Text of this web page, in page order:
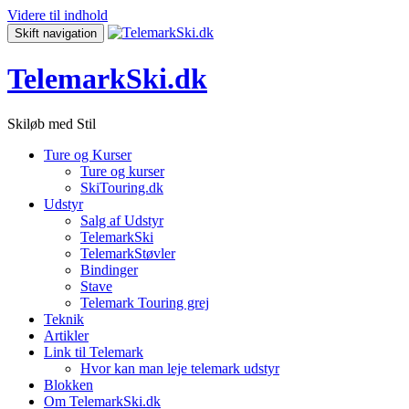
Videre til indhold
Skift navigation
TelemarkSki.dk
Skiløb med Stil
Ture og Kurser
Ture og kurser
SkiTouring.dk
Udstyr
Salg af Udstyr
TelemarkSki
TelemarkStøvler
Bindinger
Stave
Telemark Touring grej
Teknik
Artikler
Link til Telemark
Hvor kan man leje telemark udstyr
Blokken
Om TelemarkSki.dk